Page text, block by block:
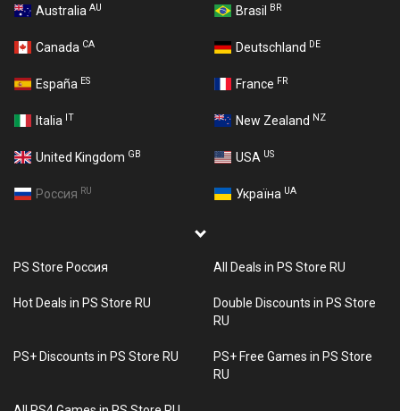
Australia AU Brasil BR
Canada CA Deutschland DE
España ES France FR
Italia IT New Zealand NZ
United Kingdom GB USA US
Россия RU Україна UA
PS Store Россия All Deals in PS Store RU
Hot Deals in PS Store RU
Double Discounts in PS Store
RU
PS+ Discounts in PS Store RU
PS+ Free Games in PS Store
RU